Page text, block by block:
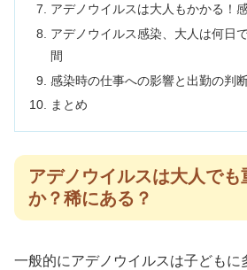
アデノウイルスは大人もかかる！
アデノウイルス感染、大人は何日
間
感染時の仕事への影響と出勤の判
まとめ
アデノウイルスは大人で
か？稀にある？
一般的にアデノウイルスは子どもに